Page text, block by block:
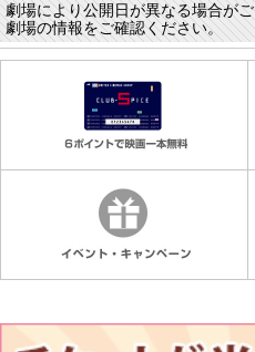
劇場により公開日が異なる場合が
劇場の情報をご確認ください。